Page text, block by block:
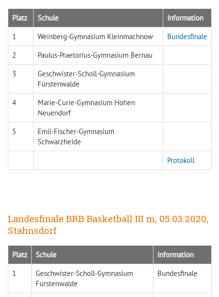
Platz Schule
Information
1
Weinberg-Gymnasium Kleinmachnow
Bundesfinale
2
Paulus-Praetorius-Gymnasium Bernau
3
Geschwister-Scholl-Gymnasium
Fürstenwalde
4
Marie-Curie-Gymnasium Hohen
Neuendorf
5
Emil-Fischer-Gymnasium
Schwarzheide
Protokoll
Landesfinale BRB Basketball III m, 05.03.2020,
Stahnsdorf
Platz Schule
Information
1
Geschwister-Scholl-Gymnasium
Fürstenwalde
Bundesfinale